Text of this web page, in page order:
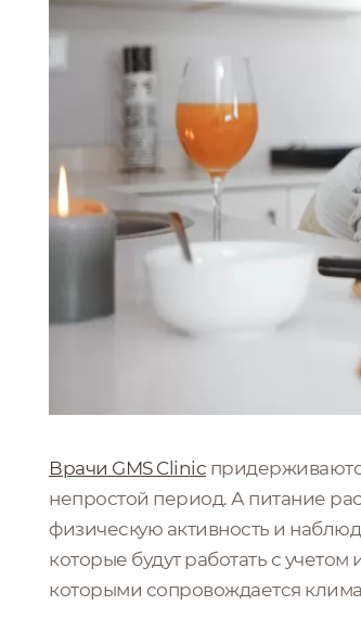
Врачи GMS Clinic
непростой период. А питание
физическую активность и
которые будут работать с
которыми сопровождается